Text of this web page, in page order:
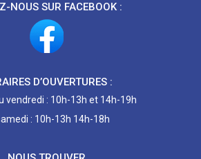
NOUS SUR FACEBOOK :
D’OUVERTURES :
vendredi : 10h-13h et 14h-19h
: 10h-13h 14h-18h